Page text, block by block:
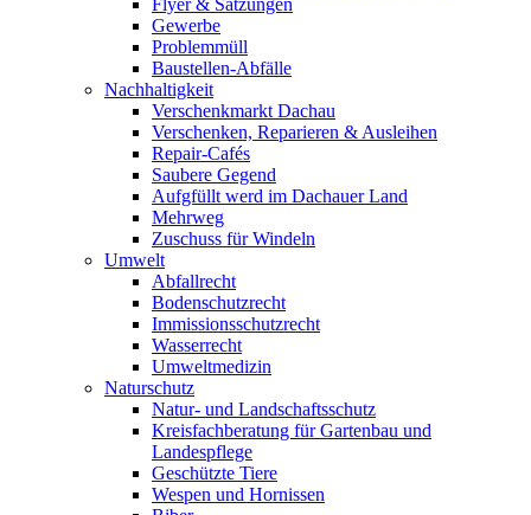
Gewerbe
Problemmüll
Baustellen-Abfälle
Nachhaltigkeit
Verschenkmarkt Dachau
Verschenken, Reparieren & Ausleihen
Repair-Cafés
Saubere Gegend
Aufgfüllt werd im Dachauer Land
Mehrweg
Zuschuss für Windeln
Umwelt
Abfallrecht
Bodenschutzrecht
Immissionsschutzrecht
Wasserrecht
Umweltmedizin
Naturschutz
Natur- und Landschaftsschutz
Kreisfachberatung für Gartenbau und
Landespflege
Geschützte Tiere
Wespen und Hornissen